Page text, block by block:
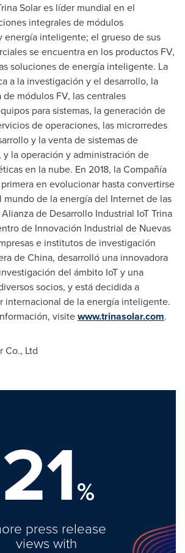
Solares líder mundial en el
integrales de módulos
energía inteligente; el grueso de sus
se encuentra en los productos FV,
soluciones de energía inteligente. La
a la investigación y el desarrollo, la
módulos FV, las centrales
para sistemas, la generación de
de operaciones, las microrredes
y la venta de sistemas de
la operación y administración de
en la nube. En 2018, la Compañía
en evolucionar hasta convertirse
mundo de la energía del Internet de las
Alianza de Desarrollo Industrial IoT Trina
de Innovación Industrial de Nuevas
e institutos de investigación
deChina, desarrolló una innovadora
del ámbito IoT y una
socios, y está decidida a
internacional de la energía inteligente.
visitewww.trinasolar.com.
Co., Ltd
21%
press release
views with